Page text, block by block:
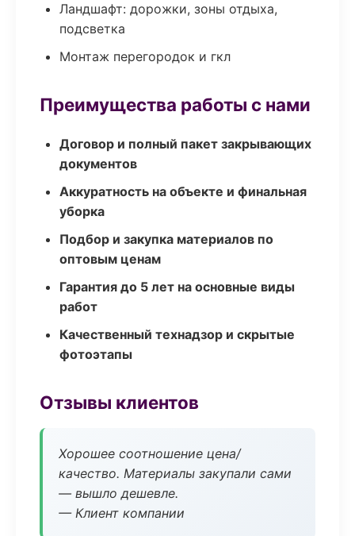
Ландшафт: дорожки, зоны отдыха,
подсветка
Монтаж перегородок и гкл
Преимущества работы с нами
Договор и полный пакет закрывающих
документов
Аккуратность на объекте и финальная
уборка
Подбор и закупка материалов по
оптовым ценам
Гарантия до 5 лет на основные виды
работ
Качественный технадзор и скрытые
фотоэтапы
Отзывы клиентов
Хорошее соотношение цена/
качество. Материалы закупали сами
— вышло дешевле.
— Клиент компании